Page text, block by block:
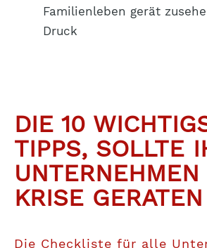
Familienleben gerät
Druck
DIE 10
TIPPS, SOLLTE
KRISE GERATEN
Die Checkliste für alle